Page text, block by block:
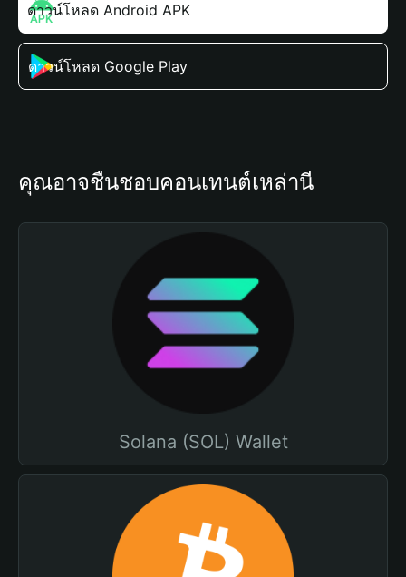
ดาวน์โหลด Android APK
ดาวน์โหลด Google Play
คุณอาจชื่นชอบคอนเทนต์เหล่านี้
Solana (SOL) Wallet